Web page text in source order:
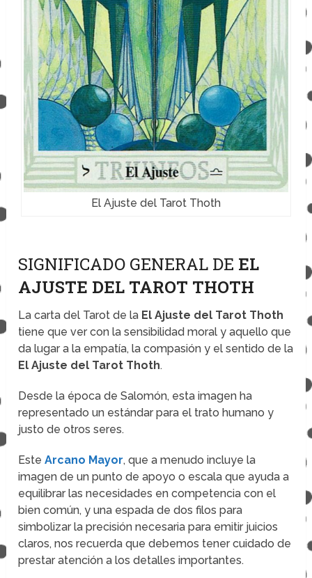
El Ajuste del Tarot Thoth
SIGNIFICADO GENERAL DE EL
AJUSTE DEL TAROT THOTH
La carta del Tarot de la El Ajuste del Tarot Thoth
tiene que ver con la sensibilidad moral y aquello que
da lugar a la empatía, la compasión y el sentido de la
El Ajuste del Tarot Thoth.
Desde la época de Salomón, esta imagen ha
representado un estándar para el trato humano y
justo de otros seres.
EsteArcano Mayor, que a menudo incluye la
imagen de un punto de apoyo o escala que ayuda a
equilibrar las necesidades en competencia con el
bien común, y una espada de dos filos para
simbolizar la precisión necesaria para emitir juicios
claros, nos recuerda que debemos tener cuidado de
prestar atención a los detalles importantes.